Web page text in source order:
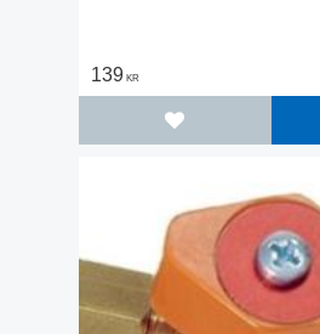
139KR
Lägg till i favoriter